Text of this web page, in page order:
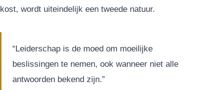
kost, wordt uiteindelijk een tweede natuur.
“Leiderschap is de moed om moeilijke
beslissingen te nemen, ook wanneer niet alle
antwoorden bekend zijn.”